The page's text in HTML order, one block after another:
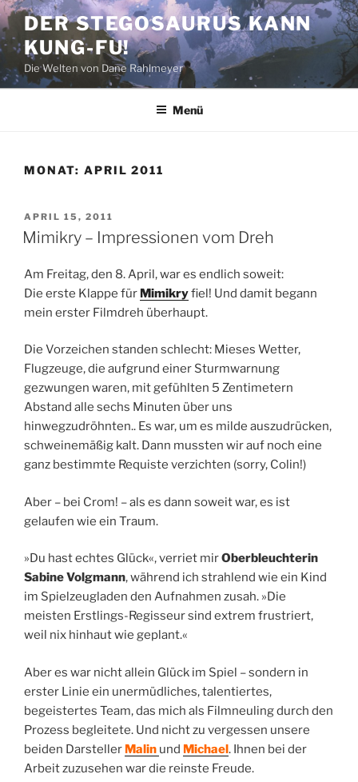
Zum
Inhalt
springen
DER STEGOSAURUS KANN
KUNG-FU!
Die Welten von Dane Rahlmeyer
Menü
MONAT: APRIL 2011
VERÖFFENTLICHT
AM
APRIL 15, 2011
Mimikry – Impressionen vom Dreh
Am Freitag, den 8. April, war es endlich soweit:
Die erste Klappe für Mimikryfiel! Und damit begann
mein erster Filmdreh überhaupt.
Die Vorzeichen standen schlecht: Mieses Wetter,
Flugzeuge, die aufgrund einer Sturmwarnung
gezwungen waren, mit gefühlten 5 Zentimetern
Abstand alle sechs Minuten über uns
hinwegzudröhnten.. Es war, um es milde auszudrücken,
schweinemäßig kalt. Dann mussten wir auf noch eine
ganz bestimmte Requiste verzichten (sorry, Colin!)
Aber – bei Crom! – als es dann soweit war, es ist
gelaufen wie ein Traum.
»Du hast echtes Glück«, verriet mirOberbleuchterin
Sabine Volgmann, während ich strahlend wie ein Kind
im Spielzeugladen den Aufnahmen zusah. »Die
meisten Erstlings-Regisseur sind extrem frustriert,
weil nix hinhaut wie geplant.«
Aber es war nicht allein Glück im Spiel – sondern in
erster Linie ein unermüdliches, talentiertes,
begeistertes Team, das mich als Filmneuling durch den
Prozess begleitete. Und nicht zu vergessen unsere
beiden Darsteller Malin und Michael. Ihnen bei der
Arbeit zuzusehen war die reinste Freude.